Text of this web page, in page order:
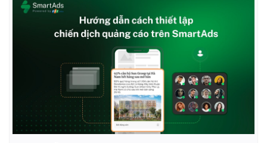
Thị trường
Giá vàng
Tiêu dùng
Tỷ giá
Chứng khoán
Giá cà phê